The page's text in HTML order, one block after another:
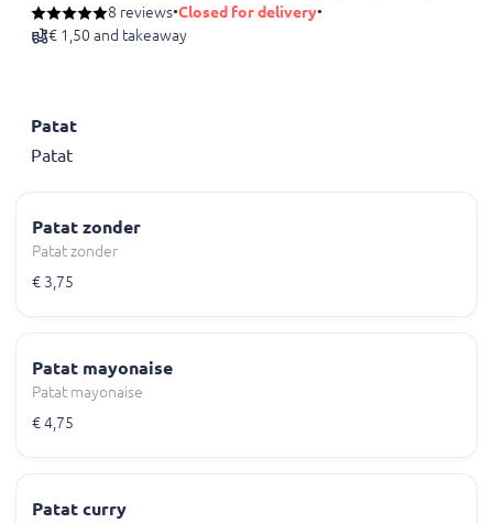
8 reviews•Closed for delivery•
€ 1,50 and takeaway
Patat
Patat
Patat zonder
Patat zonder
€ 3,75
Patat mayonaise
Patat mayonaise
€ 4,75
Patat curry